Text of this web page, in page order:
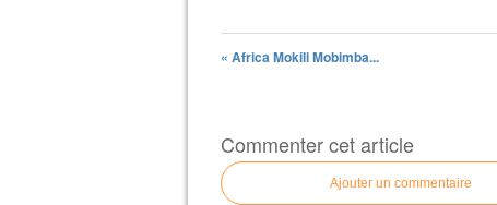
« Africa Mokili Mobimba...
Commenter cet article
Ajouter un commentaire